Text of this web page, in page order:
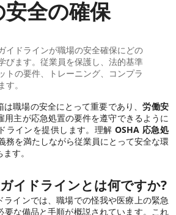
安全の確保
イドラインが職場の安全確保にどの
びます。従業員を保護し、法的基準
トの要件、トレーニング、コンプラ
。
職場の安全にとって重要であり、 労働安
用主が応急処置の要件を遵守できるように
ラインを提供します。理解 OSHA 応急処
務を満たしながら従業員にとって安全な環
す。
イドラインとは何ですか?
ラインでは、職場での怪我や医療上の緊急
要な備品と手順が概説されています。これ